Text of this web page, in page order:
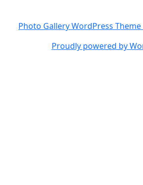
Photo Gallery WordPress Theme
Proudly powered by